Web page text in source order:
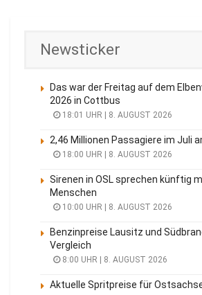
Newsticker
Das war der Freitag auf dem
2026 in Cottbus
18:01 UHR | 8. AUGUST 2026
2,46 Millionen Passagiere im Juli
18:00 UHR | 8. AUGUST 2026
Sirenen in OSL sprechen künftig
Menschen
10:00 UHR | 8. AUGUST 2026
Benzinpreise Lausitz und
Vergleich
8:00 UHR | 8. AUGUST 2026
Aktuelle Spritpreise für